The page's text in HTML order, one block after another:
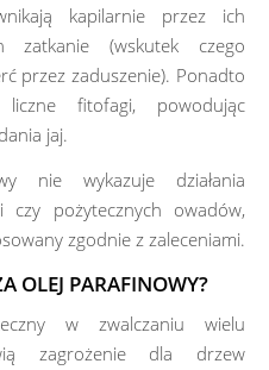
kapilarnie przez ich
zatkanie (wskutek czego
przez zaduszenie). Ponadto
liczne fitofagi, powodując
jaj.
nie wykazuje działania
pożytecznych owadów,
zgodnie z zaleceniami.
OLEJ PARAFINOWY?
w zwalczaniu wielu
zagrożenie dla drzew